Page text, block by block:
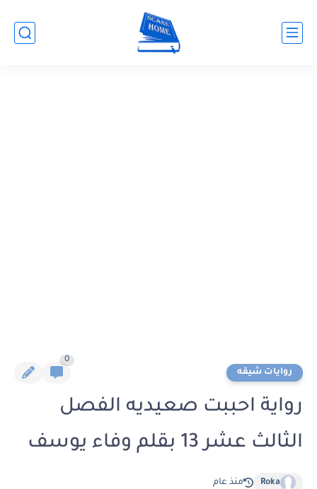
روايات شيقه
0
رواية احببت صعيديه الفصل
الثالث عشر 13 بقلم وفاء يوسف
Roka منذ عام